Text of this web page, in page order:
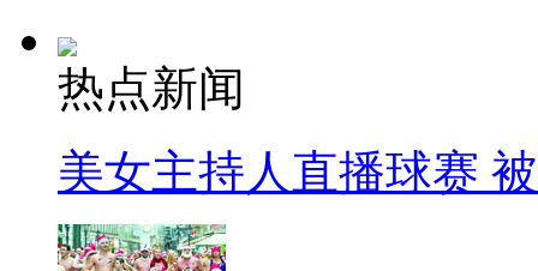
热点新闻
美女主持人直播球赛